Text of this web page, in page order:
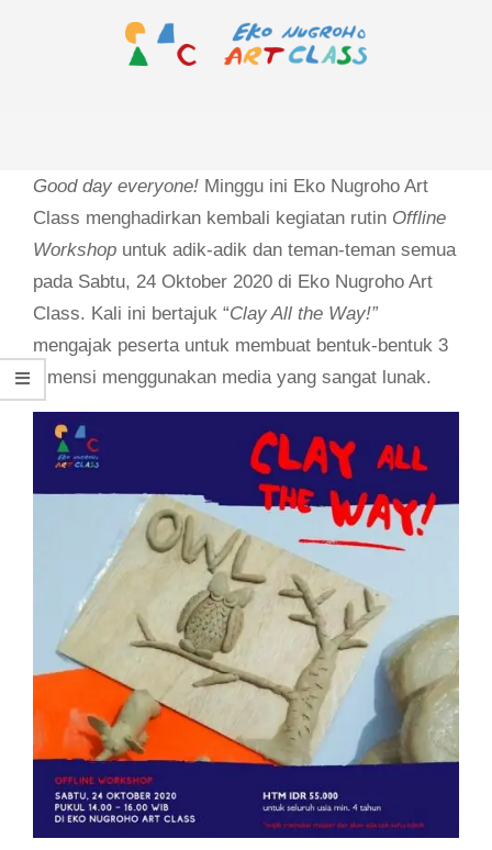
ART
CLASS
Good day everyone! Minggu ini Eko Nugroho Art
Class menghadirkan kembali kegiatan rutin Offline
Workshop untuk adik-adik dan teman-teman semua
pada Sabtu, 24 Oktober 2020 di Eko Nugroho Art
Class. Kali ini bertajuk “Clay All the Way!”
mengajak peserta untuk membuat bentuk-bentuk 3
dimensi menggunakan media yang sangat lunak.